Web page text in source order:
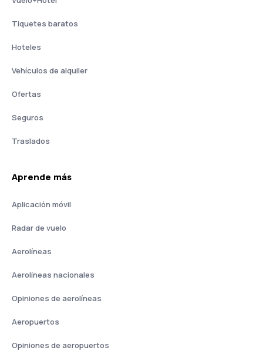
Tiquetes baratos
Hoteles
Vehículos de alquiler
Ofertas
Seguros
Traslados
Aprende más
Aplicación móvil
Radar de vuelo
Aerolíneas
Aerolíneas nacionales
Opiniones de aerolíneas
Aeropuertos
Opiniones de aeropuertos